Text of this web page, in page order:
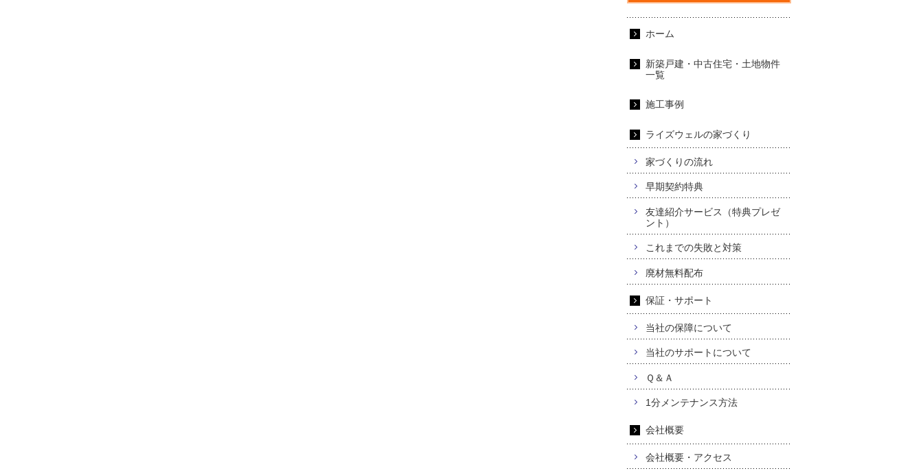
ホーム
新築戸建・中古住宅・土地物件
一覧
施工事例
ライズウェルの家づくり
家づくりの流れ
早期契約特典
友達紹介サービス（特典プレゼ
ント）
これまでの失敗と対策
廃材無料配布
保証・サポート
当社の保障について
当社のサポートについて
Ｑ＆Ａ
1分メンテナンス方法
会社概要
会社概要・アクセス